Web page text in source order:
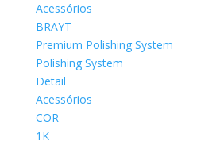
Acessórios
BRAYT
Premium Polishing System
Polishing System
Detail
Acessórios
COR
1K